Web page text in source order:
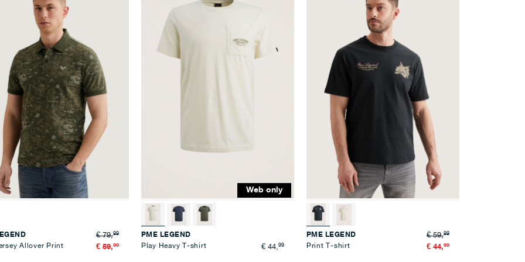
Allover Print
€ 79,99
€ 59,99
Web only
PME LEGEND
Play Heavy T-shirt
€ 44,99
PME LEGEND
Print T-shirt
€ 59,99
€ 44,99